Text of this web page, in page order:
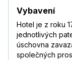
Vybavení
Hotel je z roku
jednotlivých
úschovna
společných